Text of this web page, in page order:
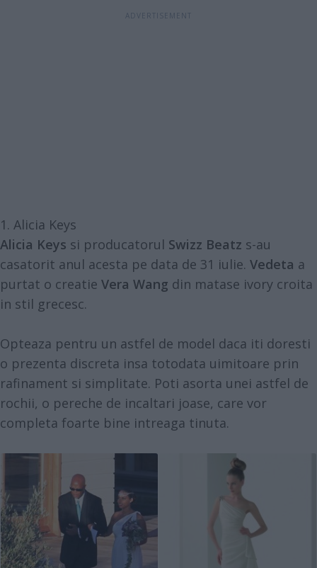
1. Alicia Keys
Alicia Keys si producatorul Swizz Beatz s-au
casatorit anul acesta pe data de 31 iulie. Vedeta a
purtat o creatie Vera Wang din matase ivory croita
in stil grecesc.
Opteaza pentru un astfel de model daca iti doresti
o prezenta discreta insa totodata uimitoare prin
rafinament si simplitate. Poti asorta unei astfel de
rochii, o pereche de incaltari joase, care vor
completa foarte bine intreaga tinuta.